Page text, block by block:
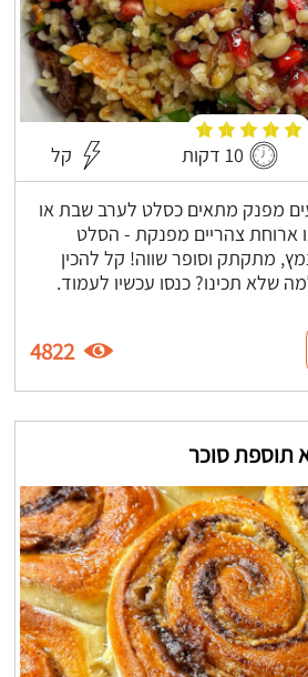
10 דקות קל
מפנק מתאים כסלט לערב שבת או
ארוחת צהריים מפנקת - הסלט
מתקתק וסופר שווה! קל להכין
שלא תכינו? כנסו עכשיו לעמוד.
4822
תוספת סוכר